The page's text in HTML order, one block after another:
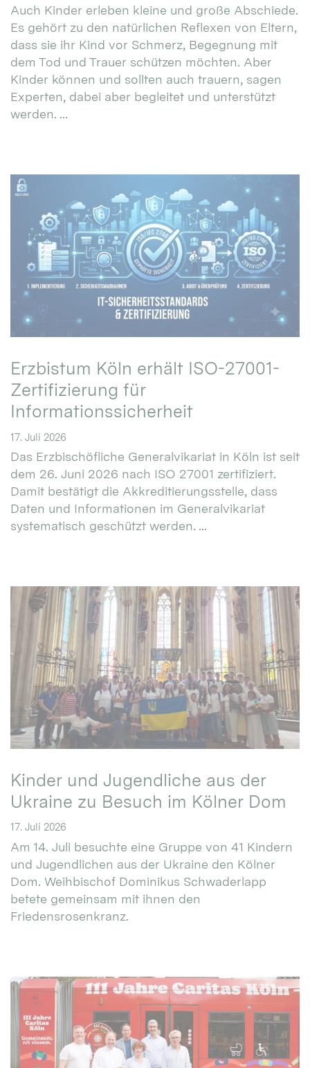
Auch Kinder erleben kleine und große Abschiede.
Es gehört zu den natürlichen Reflexen von Eltern,
dass sie ihr Kind vor Schmerz, Begegnung mit
dem Tod und Trauer schützen möchten. Aber
Kinder können und sollten auch trauern, sagen
Experten, dabei aber begleitet und unterstützt
werden. ...
Erzbistum Köln erhält ISO-27001-
Zertifizierung für
Informationssicherheit
17. Juli 2026
Das Erzbischöfliche Generalvikariat in Köln ist seit
dem 26. Juni 2026 nach ISO 27001 zertifiziert.
Damit bestätigt die Akkreditierungsstelle, dass
Daten und Informationen im Generalvikariat
systematisch geschützt werden. ...
Kinder und Jugendliche aus der
Ukraine zu Besuch im Kölner Dom
17. Juli 2026
Am 14. Juli besuchte eine Gruppe von 41 Kindern
und Jugendlichen aus der Ukraine den Kölner
Dom. Weihbischof Dominikus Schwaderlapp
betete gemeinsam mit ihnen den
Friedensrosenkranz.